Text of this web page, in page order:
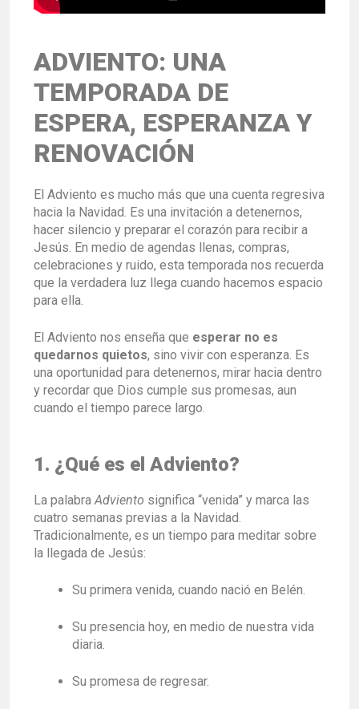
ADVIENTO: UNA
TEMPORADA DE
ESPERA, ESPERANZA Y
RENOVACIÓN
El Adviento es mucho más que una cuenta regresiva
hacia la Navidad. Es una invitación a detenernos,
hacer silencio y preparar el corazón para recibir a
Jesús. En medio de agendas llenas, compras,
celebraciones y ruido, esta temporada nos recuerda
que la verdadera luz llega cuando hacemos espacio
para ella.
El Adviento nos enseña que esperar no es
quedarnos quietos, sino vivir con esperanza. Es
una oportunidad para detenernos, mirar hacia dentro
y recordar que Dios cumple sus promesas, aun
cuando el tiempo parece largo.
1. ¿Qué es el Adviento?
La palabra Adviento significa “venida” y marca las
cuatro semanas previas a la Navidad.
Tradicionalmente, es un tiempo para meditar sobre
la llegada de Jesús:
Su primera venida, cuando nació en Belén.
Su presencia hoy, en medio de nuestra vida
diaria.
Su promesa de regresar.